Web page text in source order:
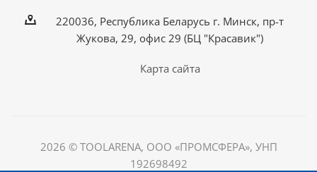
220036, Республика Беларусь г. Минск, пр-т
Жукова, 29, офис 29 (БЦ "Красавик")
Карта сайта
2026 © TOOLARENA, ООО «ПРОМСФЕРА», УНП
192698492